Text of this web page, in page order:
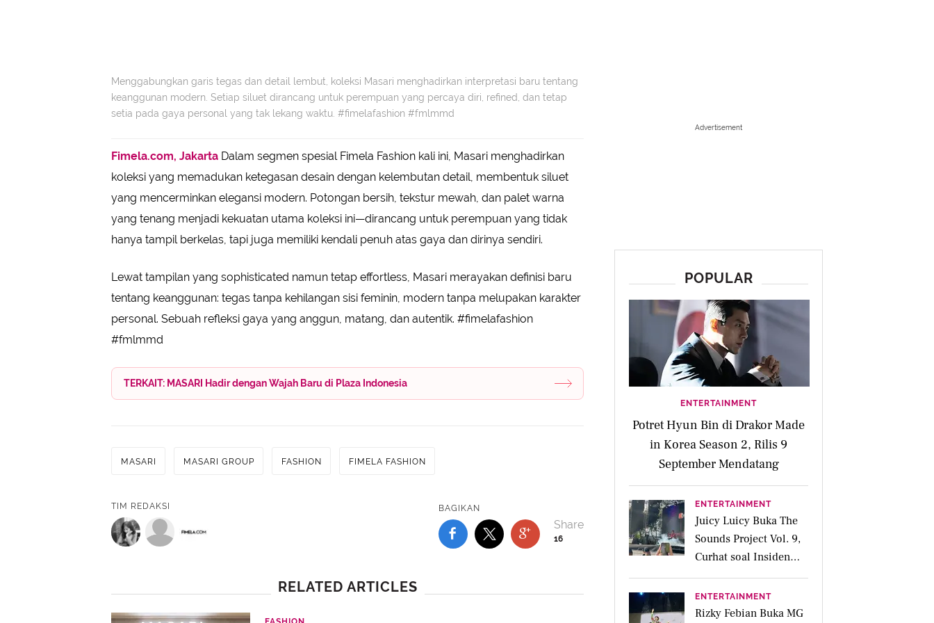
Menggabungkan garis tegas dan detail lembut, koleksi Masari menghadirkan interpretasi baru tentang
keanggunan modern. Setiap siluet dirancang untuk perempuan yang percaya diri, refined, dan tetap
setia pada gaya personal yang tak lekang waktu. #fimelafashion #fmlmmd
Fimela.com, Jakarta Dalam segmen spesial Fimela Fashion kali ini, Masari menghadirkan
koleksi yang memadukan ketegasan desain dengan kelembutan detail, membentuk siluet
yang mencerminkan elegansi modern. Potongan bersih, tekstur mewah, dan palet warna
yang tenang menjadi kekuatan utama koleksi ini—dirancang untuk perempuan yang tidak
hanya tampil berkelas, tapi juga memiliki kendali penuh atas gaya dan dirinya sendiri.
Lewat tampilan yang sophisticated namun tetap effortless, Masari merayakan definisi baru
tentang keanggunan: tegas tanpa kehilangan sisi feminin, modern tanpa melupakan karakter
personal. Sebuah refleksi gaya yang anggun, matang, dan autentik. #fimelafashion
#fmlmmd
TERKAIT: MASARI Hadir dengan Wajah Baru di Plaza Indonesia
MASARI MASARI GROUP FASHION FIMELA FASHION
TIM REDAKSI BAGIKAN
16
RELATED ARTICLES
Advertisement
POPULAR
ENTERTAINMENT
Potret Hyun Bin di Drakor Made
in Korea Season 2, Rilis 9
September Mendatang
ENTERTAINMENT
Juicy Luicy Buka The
Sounds Project Vol. 9,
Curhat soal Insiden
Salah Kostum
ENTERTAINMENT
Rizky Febian Buka MG